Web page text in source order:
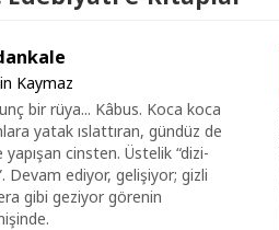
Kaymaz
bir rüya... Kâbus. Koca koca
yatak ıslattıran, gündüz de
yapışan cinsten. Üstelik “dizi-
Devam ediyor, gelişiyor; gizli
gibi geziyor görenin